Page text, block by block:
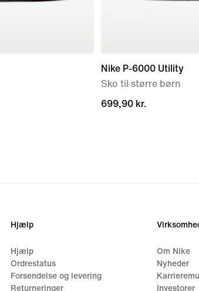
Nike P-6000 Utility
Sko til større børn
699,90 kr.
699,90 kr.
Hjælp
Hjælp
Ordrestatus
Forsendelse og levering
Returneringer
Om Nike
Nyheder
Investorer